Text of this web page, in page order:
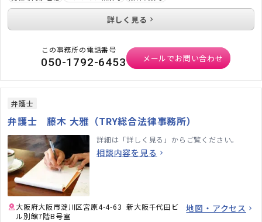
詳しく見る
この事務所の電話番号
050-1792-6453 メールでお問い合わせ
弁護士
弁護士 藤木 大雅（TRY総合法律事務所）
詳細は「詳しく見る」からご覧ください。
相談内容を見る
大阪府大阪市淀川区宮原4-4-63 新大阪千代田ビ
ル別館7階B号室
地図・アクセス